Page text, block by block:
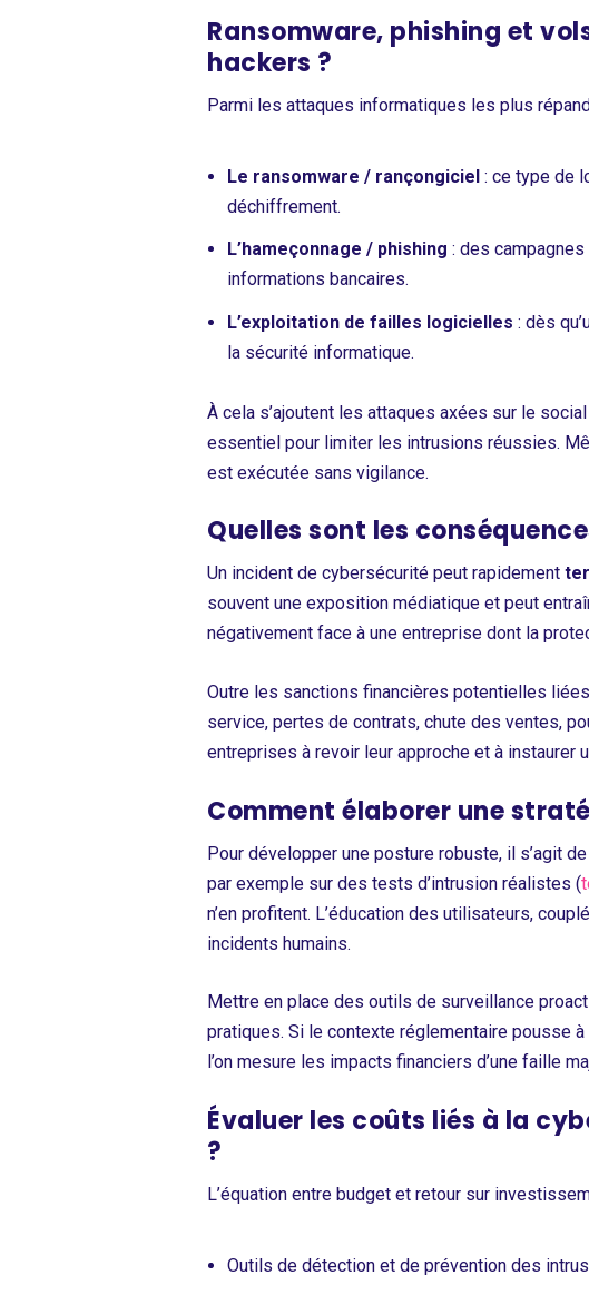
Ransomware, phishing et
hackers ?
Parmi les attaques informatiques les plus
Le ransomware / rançongiciel : ce type de
déchiffrement.
L’hameçonnage / phishing : des
informations bancaires.
L’exploitation de failles logicielles : dès
la sécurité informatique.
À cela s’ajoutent les attaques axées sur le
essentiel pour limiter les intrusions réussies.
est exécutée sans vigilance.
Quelles sont les
Un incident de cybersécurité peut rapidement
souvent une exposition médiatique et peut
négativement face à une entreprise dont la
Outre les sanctions financières potentielles
service, pertes de contrats, chute des ventes,
entreprises à revoir leur approche et à instaurer
Comment élaborer une
Pour développer une posture robuste, il s’agit
par exemple sur des tests d’intrusion réalistes (
n’en profitent. L’éducation des utilisateurs,
incidents humains.
Mettre en place des outils de surveillance
pratiques. Si le contexte réglementaire pousse
l’on mesure les impacts financiers d’une faille
Évaluer les coûts liés à la
?
L’équation entre budget et retour sur
Outils de détection et de prévention des